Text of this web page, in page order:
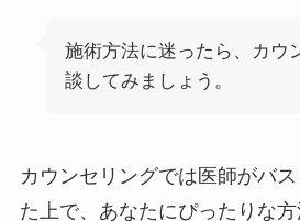
施術方法に迷ったら、カウ
談してみましょう。
カウンセリングでは医師がバ
た上で、あなたにぴったりな